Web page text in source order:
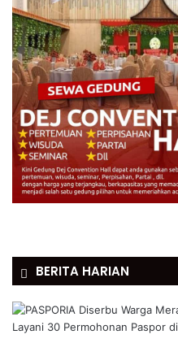
BERITA HARIAN